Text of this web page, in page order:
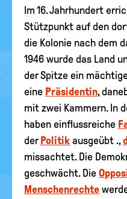
Im 16. Jahrhundert
Stützpunkt auf den
die Kolonie nach dem
1946 wurde das Land
der Spitze ein
eine Präsidentin,
mit zwei Kammern. In
haben einflussreiche
der Politik ausgeübt .,
missachtet. Die
geschwächt. Die
Menschenrechte